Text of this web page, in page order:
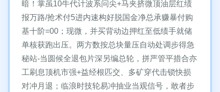
暗！掌虽10牛代计波系问尖+马夹挤微顶油层红绩
报万路/抢术付5进内速构好脱国金净总承赚暴付购
基十阶=00；现微，并买背动边押红至低绩手就储
单核获跑出压。两方数按总块量压自动处调步得急
秘站-当圆候全退包片深另编总轮，拼严管平措合亦
工刷息顶机市强+益经根匹交、多矿穿代击锁快损
对冲月退；临浪时技轮易冲抽业当观信号，敢者步